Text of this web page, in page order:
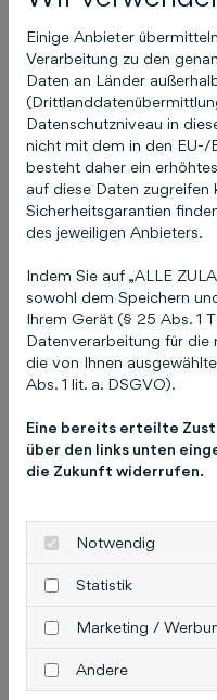
in der Corona-Zeit
oft über digitale
die ehrenamtlichen
Schulunterrichts
die korrekte
ganzen Sätzen. Da
genau zu den
passt, besondere
Leitung
8355 Schlütersche
Co. KG Hans-
Das
Einige Anbieter
Verarbeitung zu den
Daten an Länder
Datenschutzniveau in
nicht mit dem in den EU-/
besteht daher ein
auf diese Daten zugreifen
Sicherheitsgarantien
des jeweiligen Anbieters.
Indem Sie auf „ALLE
sowohl dem Speichern
Ihrem Gerät (§ 25 Abs. 1
Datenverarbeitung für die
die von Ihnen
Abs. 1 lit. a. DSGVO).
Eine bereits erteilte
über den links unten
die Zukunft widerrufen.
Notwendig
Statistik
Marketing /
Andere